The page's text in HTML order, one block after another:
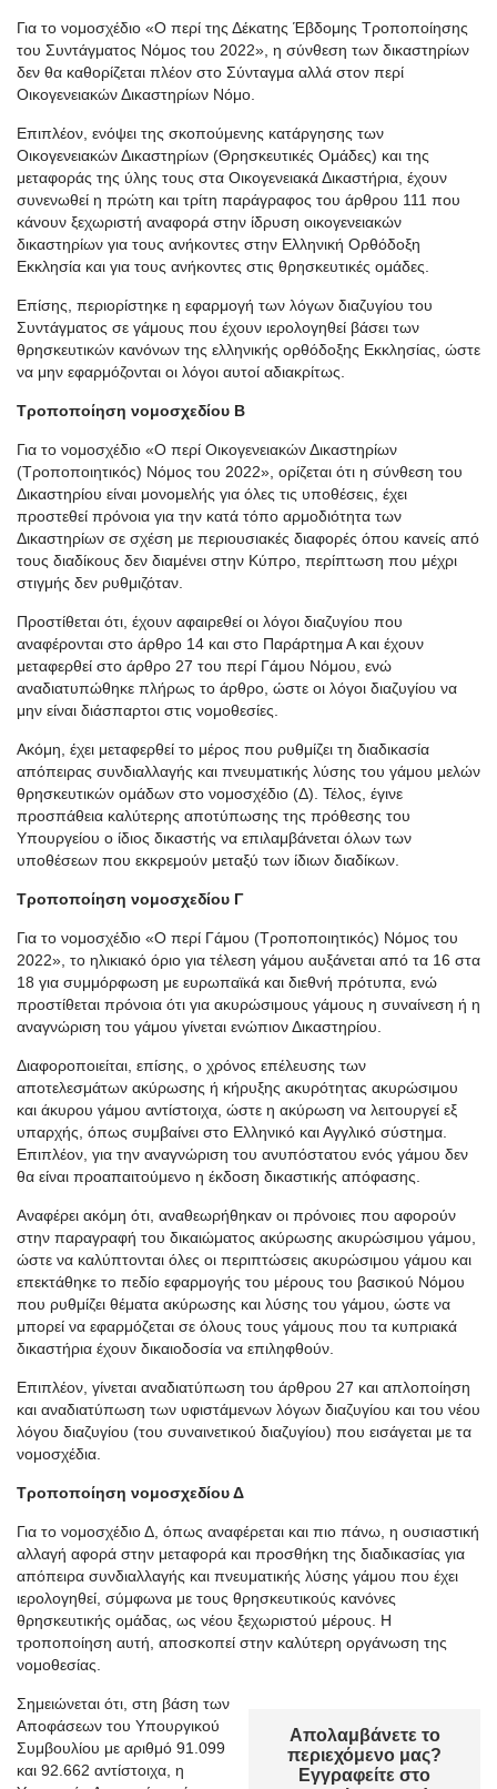
Για το νομοσχέδιο «Ο περί της Δέκατης Έβδομης Τροποποίησης
του Συντάγματος Νόμος του 2022», η σύνθεση των δικαστηρίων
δεν θα καθορίζεται πλέον στο Σύνταγμα αλλά στον περί
Οικογενειακών Δικαστηρίων Νόμο.
Επιπλέον, ενόψει της σκοπούμενης κατάργησης των
Οικογενειακών Δικαστηρίων (Θρησκευτικές Ομάδες) και της
μεταφοράς της ύλης τους στα Οικογενειακά Δικαστήρια, έχουν
συνενωθεί η πρώτη και τρίτη παράγραφος του άρθρου 111 που
κάνουν ξεχωριστή αναφορά στην ίδρυση οικογενειακών
δικαστηρίων για τους ανήκοντες στην Ελληνική Ορθόδοξη
Εκκλησία και για τους ανήκοντες στις θρησκευτικές ομάδες.
Επίσης, περιορίστηκε η εφαρμογή των λόγων διαζυγίου του
Συντάγματος σε γάμους που έχουν ιερολογηθεί βάσει των
θρησκευτικών κανόνων της ελληνικής ορθόδοξης Εκκλησίας, ώστε
να μην εφαρμόζονται οι λόγοι αυτοί αδιακρίτως.
Τροποποίηση νομοσχεδίου Β
Για το νομοσχέδιο «Ο περί Οικογενειακών Δικαστηρίων
(Τροποποιητικός) Νόμος του 2022», ορίζεται ότι η σύνθεση του
Δικαστηρίου είναι μονομελής για όλες τις υποθέσεις, έχει
προστεθεί πρόνοια για την κατά τόπο αρμοδιότητα των
Δικαστηρίων σε σχέση με περιουσιακές διαφορές όπου κανείς από
τους διαδίκους δεν διαμένει στην Κύπρο, περίπτωση που μέχρι
στιγμής δεν ρυθμιζόταν.
Προστίθεται ότι, έχουν αφαιρεθεί οι λόγοι διαζυγίου που
αναφέρονται στο άρθρο 14 και στο Παράρτημα Α και έχουν
μεταφερθεί στο άρθρο 27 του περί Γάμου Νόμου, ενώ
αναδιατυπώθηκε πλήρως το άρθρο, ώστε οι λόγοι διαζυγίου να
μην είναι διάσπαρτοι στις νομοθεσίες.
Ακόμη, έχει μεταφερθεί το μέρος που ρυθμίζει τη διαδικασία
απόπειρας συνδιαλλαγής και πνευματικής λύσης του γάμου μελών
θρησκευτικών ομάδων στο νομοσχέδιο (Δ). Τέλος, έγινε
προσπάθεια καλύτερης αποτύπωσης της πρόθεσης του
Υπουργείου ο ίδιος δικαστής να επιλαμβάνεται όλων των
υποθέσεων που εκκρεμούν μεταξύ των ίδιων διαδίκων.
Τροποποίηση νομοσχεδίου Γ
Για το νομοσχέδιο «Ο περί Γάμου (Τροποποιητικός) Νόμος του
2022», το ηλικιακό όριο για τέλεση γάμου αυξάνεται από τα 16 στα
18 για συμμόρφωση με ευρωπαϊκά και διεθνή πρότυπα, ενώ
προστίθεται πρόνοια ότι για ακυρώσιμους γάμους η συναίνεση ή η
αναγνώριση του γάμου γίνεται ενώπιον Δικαστηρίου.
Διαφοροποιείται, επίσης, ο χρόνος επέλευσης των
αποτελεσμάτων ακύρωσης ή κήρυξης ακυρότητας ακυρώσιμου
και άκυρου γάμου αντίστοιχα, ώστε η ακύρωση να λειτουργεί εξ
υπαρχής, όπως συμβαίνει στο Ελληνικό και Αγγλικό σύστημα.
Επιπλέον, για την αναγνώριση του ανυπόστατου ενός γάμου δεν
θα είναι προαπαιτούμενο η έκδοση δικαστικής απόφασης.
Αναφέρει ακόμη ότι, αναθεωρήθηκαν οι πρόνοιες που αφορούν
στην παραγραφή του δικαιώματος ακύρωσης ακυρώσιμου γάμου,
ώστε να καλύπτονται όλες οι περιπτώσεις ακυρώσιμου γάμου και
επεκτάθηκε το πεδίο εφαρμογής του μέρους του βασικού Νόμου
που ρυθμίζει θέματα ακύρωσης και λύσης του γάμου, ώστε να
μπορεί να εφαρμόζεται σε όλους τους γάμους που τα κυπριακά
δικαστήρια έχουν δικαιοδοσία να επιληφθούν.
Επιπλέον, γίνεται αναδιατύπωση του άρθρου 27 και απλοποίηση
και αναδιατύπωση των υφιστάμενων λόγων διαζυγίου και του νέου
λόγου διαζυγίου (του συναινετικού διαζυγίου) που εισάγεται με τα
νομοσχέδια.
Τροποποίηση νομοσχεδίου Δ
Για το νομοσχέδιο Δ, όπως αναφέρεται και πιο πάνω, η ουσιαστική
αλλαγή αφορά στην μεταφορά και προσθήκη της διαδικασίας για
απόπειρα συνδιαλλαγής και πνευματικής λύσης γάμου που έχει
ιερολογηθεί, σύμφωνα με τους θρησκευτικούς κανόνες
θρησκευτικής ομάδας, ως νέου ξεχωριστού μέρους. Η
τροποποίηση αυτή, αποσκοπεί στην καλύτερη οργάνωση της
νομοθεσίας.
Απολαμβάνετε το
περιεχόμενο μας?
Εγγραφείτε στο
Σημειώνεται ότι, στη βάση των
Αποφάσεων του Υπουργικού
Συμβουλίου με αριθμό 91.099
και 92.662 αντίστοιχα, η